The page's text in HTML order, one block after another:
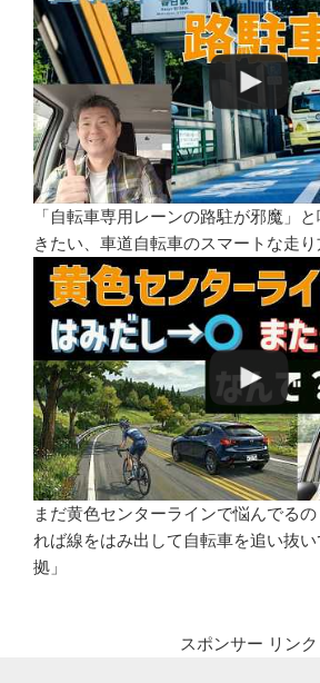
「自転車専用レーンの路駐が邪魔」
きたい、車道自転車のスマートな走り
まだ黄色センターラインで悩んでる
れば線をはみ出して自転車を追い抜
拠」
スポンサー リンク